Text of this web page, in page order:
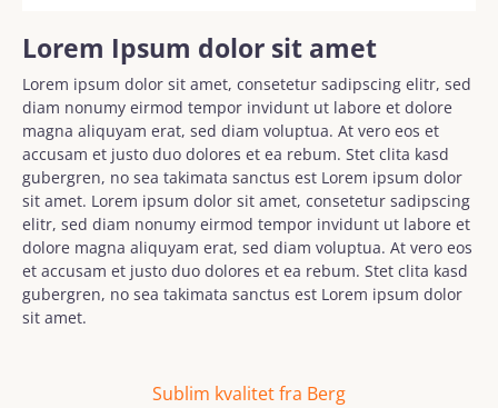
Lorem Ipsum dolor sit amet
Lorem ipsum dolor sit amet, consetetur sadipscing elitr, sed
diam nonumy eirmod tempor invidunt ut labore et dolore
magna aliquyam erat, sed diam voluptua. At vero eos et
accusam et justo duo dolores et ea rebum. Stet clita kasd
gubergren, no sea takimata sanctus est Lorem ipsum dolor
sit amet. Lorem ipsum dolor sit amet, consetetur sadipscing
elitr, sed diam nonumy eirmod tempor invidunt ut labore et
dolore magna aliquyam erat, sed diam voluptua. At vero eos
et accusam et justo duo dolores et ea rebum. Stet clita kasd
gubergren, no sea takimata sanctus est Lorem ipsum dolor
sit amet.
Sublim kvalitet fra Berg